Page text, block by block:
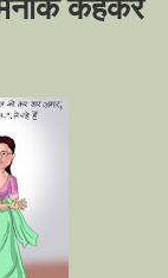
कहकर